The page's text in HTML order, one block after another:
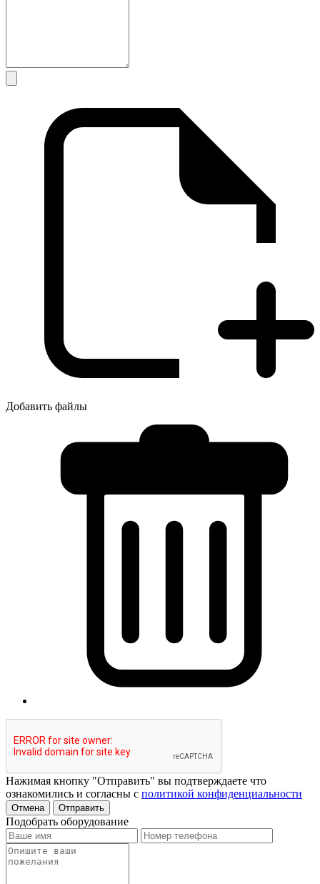
Добавить файлы
Нажимая кнопку "Отправить" вы подтверждаете что
ознакомились и согласны с политикой конфиденциальности
Отмена Отправить
Подобрать оборудование